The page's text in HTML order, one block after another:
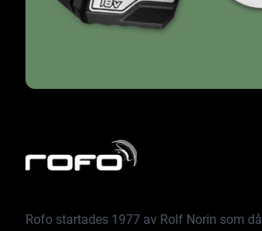
Rofo startades 1977 av Rolf Norin som då